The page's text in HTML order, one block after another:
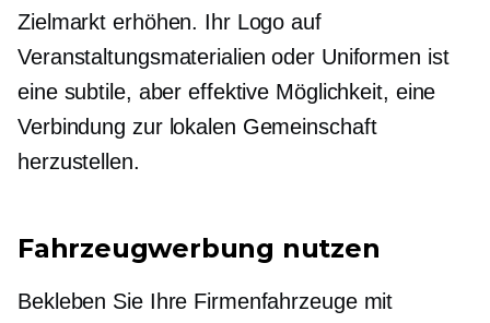
Zielmarkt erhöhen. Ihr Logo auf
Veranstaltungsmaterialien oder Uniformen ist
eine subtile, aber effektive Möglichkeit, eine
Verbindung zur lokalen Gemeinschaft
herzustellen.
Fahrzeugwerbung nutzen
Bekleben Sie Ihre Firmenfahrzeuge mit